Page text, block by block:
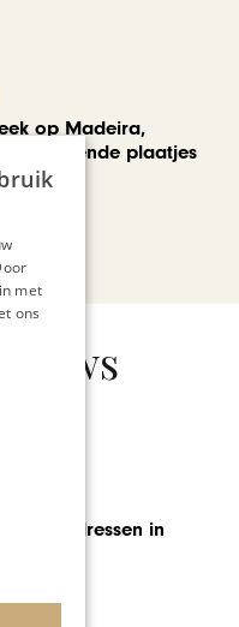
op Madeira,
de bekende plaatjes
topadressen in
met
ons